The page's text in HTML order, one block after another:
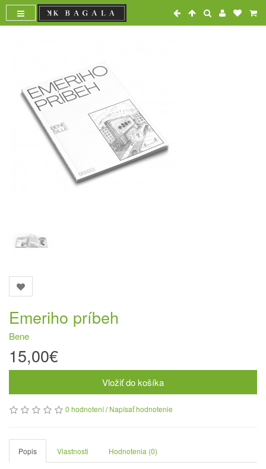
Emeriho príbeh
Bene
15,00€
Vložiť do košíka
0 hodnotení/Napísať hodnotenie
Popis Vlastnosti Hodnotenia (0)